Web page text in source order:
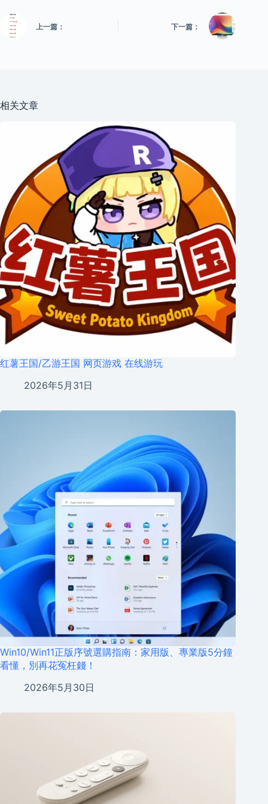
上一篇： 下一篇：
相关文章
红薯王国/乙游王国 网页游戏 在线游玩
2026年5月31日
Win10/Win11正版序號選購指南：家用版、專業版5分鐘
看懂，別再花冤枉錢！
2026年5月30日